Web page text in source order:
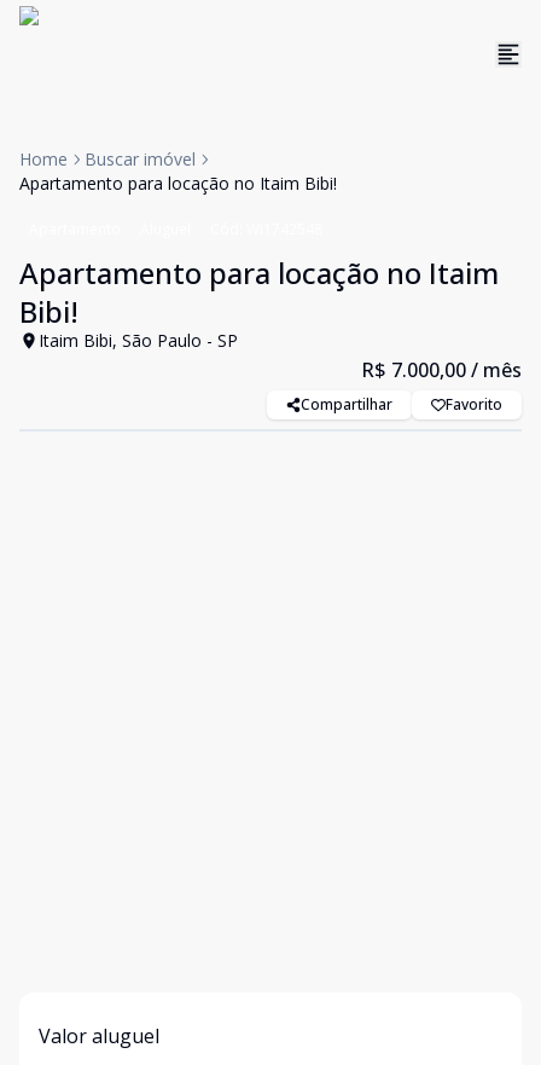
Home
Buscar imóvel
Apartamento para locação no Itaim Bibi!
Apartamento para locação no Itaim
Bibi!
Itaim Bibi, São Paulo - SP
R$ 7.000,00/ mês
Compartilhar Favorito
Valor aluguel